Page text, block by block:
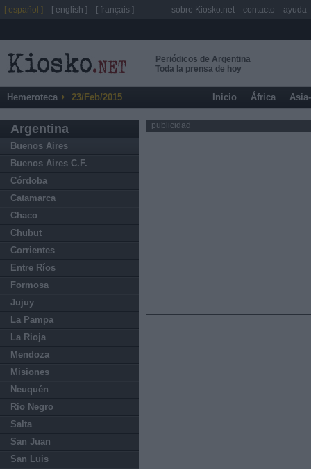
Periódicos de Argentina
Toda la prensa de hoy
Hemeroteca 23/Feb/2015 Inicio África
Argentina
Buenos Aires
Buenos Aires C.F.
Córdoba
Catamarca
Chaco
Chubut
Corrientes
Entre Ríos
Formosa
Jujuy
La Pampa
La Rioja
Mendoza
Misiones
Neuquén
Rio Negro
Salta
San Juan
San Luis
publicidad
[ español ] [ english ] [ français ] sobre Kiosko.net contacto ayuda